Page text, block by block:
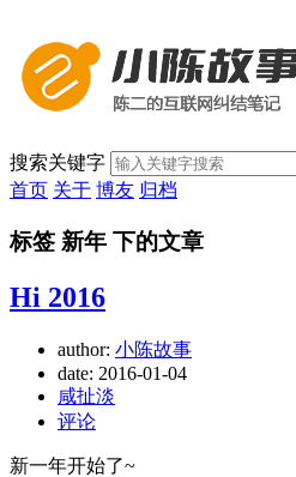
搜索关键字
首页 关于 博友 归档
标签 新年 下的文章
Hi 2016
author: 小陈故事
date: 2016-01-04
咸扯淡
评论
新一年开始了~